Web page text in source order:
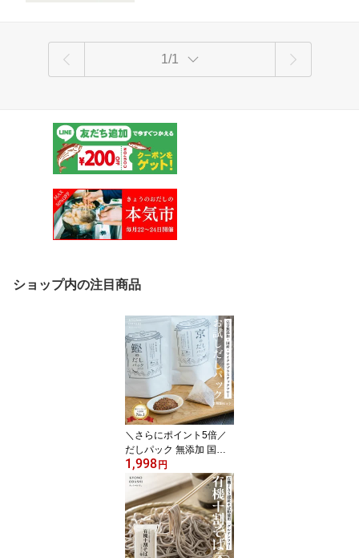
1/1
ショップ内の注目商品
＼さらにポイント5倍／
だしパック 無添加 国産
離乳食 お試しだしパック
2種類セット 出汁パック
天然だし 食塩不使用 酵
母エキス不使用 赤ちゃん
植物由来不織布 マイクロ
プラスチックフリー 食育
京のだしパック きょうの
1,998 円